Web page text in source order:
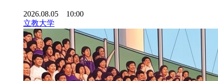
2026.08.05 10:00
立教大学